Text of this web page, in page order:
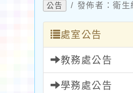
公告 / 發佈者：衛
處室公告
教務處公告
學務處公告